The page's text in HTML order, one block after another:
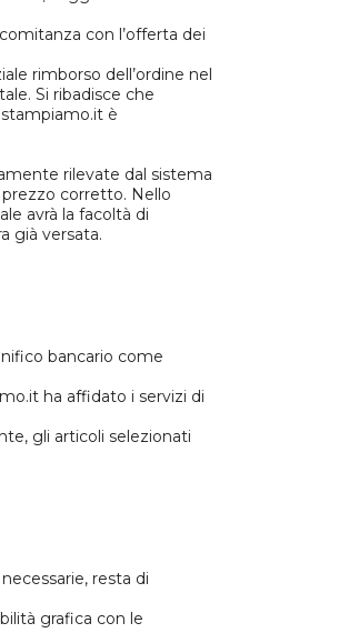
con l’offerta dei
rimborso dell’ordine nel
Si ribadisce che
è
rilevate dal sistema
prezzo corretto. Nello
avrà la facoltà di
già versata.
bancario come
ha affidato i servizi di
gli articoli selezionati
resta di
grafica con le